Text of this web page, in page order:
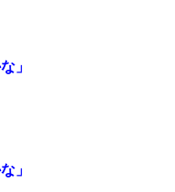
」
」